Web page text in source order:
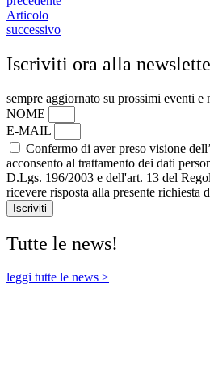
Articolo
successivo
Iscriviti ora alla
sempre aggiornato su prossimi eventi e
NOME
E-MAIL
Confermo di aver preso visione
acconsento al trattamento dei dati
D.Lgs. 196/2003 e dell'art. 13 del
ricevere risposta alla presente richiesta
Iscriviti
Tutte le news!
leggi tutte le news >